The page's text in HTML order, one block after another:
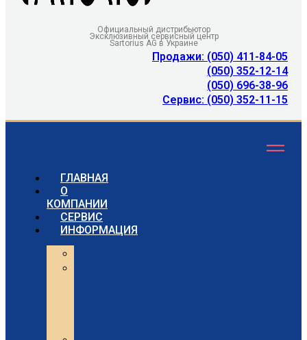
Официальный дистрибьютор
Эксклюзивный сервисный центр
Sartorius AG в Украине
Продажи: (050) 411-84-05
(050) 352-12-14
(050) 696-38-96
Сервис: (050) 352-11-15
ГЛАВНАЯ
О
КОМПАНИИ
СЕРВИС
ИНФОРМАЦИЯ